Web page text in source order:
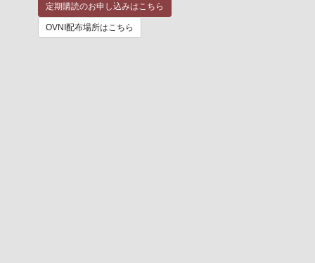
定期購読のお申し込みはこちら
OVNI配布場所はこちら